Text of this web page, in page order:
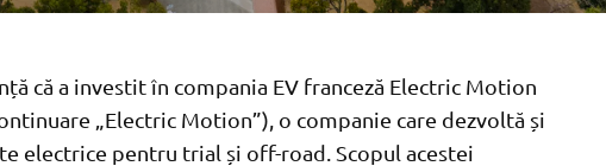
că a investit în compania EV franceză Electric Motion
„Electric Motion”), o companie care dezvoltă și
electrice pentru trial și off-road. Scopul acestei